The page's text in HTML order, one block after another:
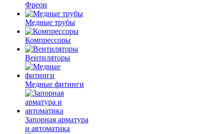
Фреон
Медные трубы
Компрессоры
Вентиляторы
Медные фитинги
Запорная арматура
и автоматика